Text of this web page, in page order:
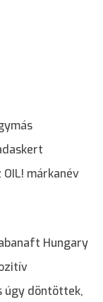
márkanév
Hungary
úgy döntöttek,